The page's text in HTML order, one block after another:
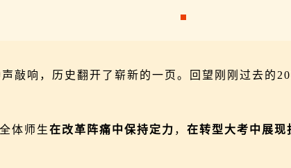
敲响，历史翻开了崭新的一页。回望刚刚过去的
体师生在改革阵痛中保持定力 ，在转型大考中展现